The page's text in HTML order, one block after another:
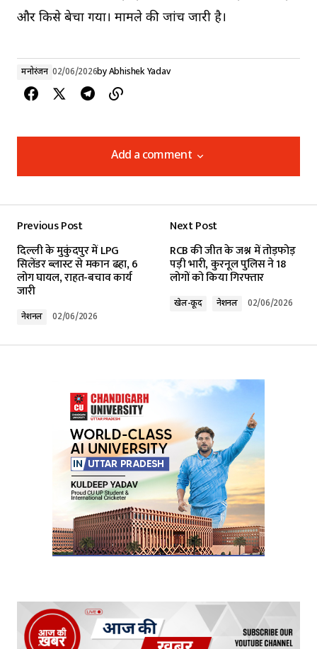
और किसे बेचा गया। मामले की जांच जारी है।
मनोरंजन 02/06/2026byAbhishek Yadav
Add a comment
Add a comment
Required fields are marked*
Your E-mail*
Submit Comment
Previous Post
दिल्ली के मुकुंदपुर में LPG
सिलेंडर ब्लास्ट से मकान ढहा, 6
लोग घायल, राहत-बचाव कार्य
जारी
नेशनल 02/06/2026
Next Post
RCB की जीत के जश्न में तोड़फोड़
पड़ी भारी, कुरनूल पुलिस ने 18
लोगों को किया गिरफ्तार
खेल-कूद नेशनल 02/06/2026